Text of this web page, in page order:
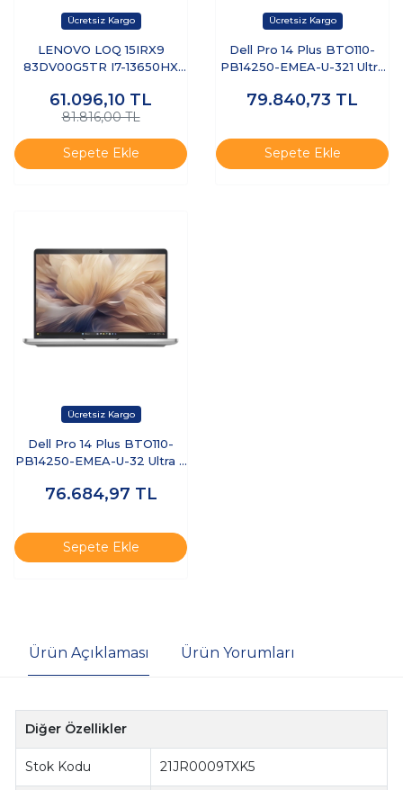
LENOVO LOQ 15IRX9
83DV00G5TR I7-13650HX
RTX3050 15.6" DOS
61.096,10 TL
81.816,00 TL
Sepete Ekle
Dell Pro 14 Plus BTO110-
PB14250-EMEA-U-321 Ultra
Free Dos Dizüstü Bilgisayar
79.840,73 TL
Sepete Ekle
Dell Pro 14 Plus BTO110-
PB14250-EMEA-U-32 Ultra 7
Ubuntu Dizüstü Bilgisayar
76.684,97 TL
Sepete Ekle
Ürün Açıklaması Ürün Yorumları
Diğer Özellikler
Stok Kodu 21JR0009TXK5